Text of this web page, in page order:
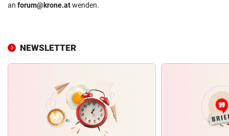
an forum@krone.atwenden.
NEWSLETTER